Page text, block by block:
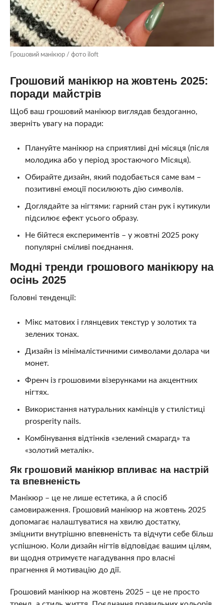
Грошовий манікюр / фото iloft
Грошовий манікюр на жовтень 2025:
поради майстрів
Щоб ваш грошовий манікюр виглядав бездоганно,
зверніть увагу на поради:
Плануйте манікюр на сприятливі дні місяця (після
молодика або у період зростаючого Місяця).
Обирайте дизайн, який подобається саме вам –
позитивні емоції посилюють дію символів.
Доглядайте за нігтями: гарний стан рук і кутикули
підсилює ефект усього образу.
Не бійтеся експериментів – у жовтні 2025 року
популярні сміливі поєднання.
Модні тренди грошового манікюру на
осінь 2025
Головні тенденції:
Мікс матових і глянцевих текстур у золотих та
зелених тонах.
Дизайн із мінімалістичними символами долара чи
монет.
Френч із грошовими візерунками на акцентних
нігтях.
Використання натуральних камінців у стилістиці
prosperity nails.
Комбінування відтінків «зелений смарагд» та
«золотий металік».
Як грошовий манікюр впливає на настрій
та впевненість
Манікюр – це не лише естетика, а й спосіб
самовираження. Грошовий манікюр на жовтень 2025
допомагає налаштуватися на хвилю достатку,
зміцнити внутрішню впевненість та відчути себе більш
успішною. Коли дизайн нігтів відповідає вашим цілям,
ви щодня отримуєте нагадування про власні
прагнення й мотивацію до дії.
Грошовий манікюр на жовтень 2025 – це не просто